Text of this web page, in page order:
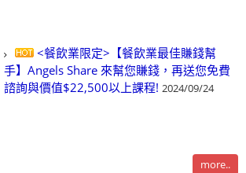
<餐飲業限定>【餐飲業最佳賺錢幫
手】Angels Share 來幫您賺錢，再送您免費
諮詢與價值$22,500以上課程! 2024/09/24
more..